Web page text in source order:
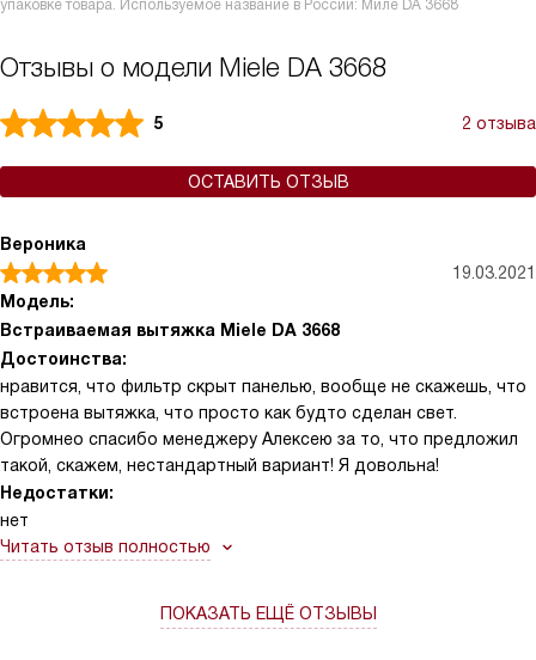
упаковке товара. Используемое название в России: Миле DA 3668
Отзывы о модели Miele DA 3668
5 2 отзыва
ОСТАВИТЬ ОТЗЫВ
Вероника
19.03.2021
Модель:
Встраиваемая вытяжка Miele DA 3668
Достоинства:
нравится, что фильтр скрыт панелью, вообще не скажешь, что
встроена вытяжка, что просто как будто сделан свет.
Огромнео спасибо менеджеру Алексею за то, что предложил
такой, скажем, нестандартный вариант! Я довольна!
Недостатки:
нет
Читать отзыв полностью
ПОКАЗАТЬ ЕЩЁ ОТЗЫВЫ